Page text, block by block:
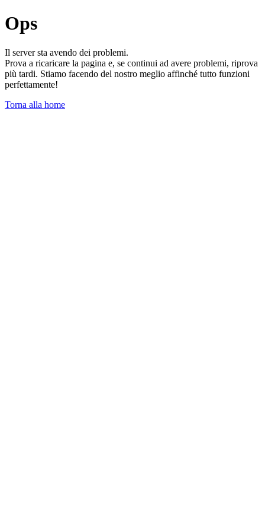
Ops
Il server sta avendo dei problemi.
Prova a ricaricare la pagina e, se continui ad avere problemi, riprova
più tardi. Stiamo facendo del nostro meglio affinché tutto funzioni
perfettamente!
Torna alla home